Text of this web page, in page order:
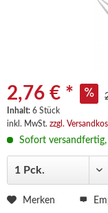
2,76 € *
Inhalt: 6 Stück
inkl. MwSt. zzgl.
Sofort
Merken